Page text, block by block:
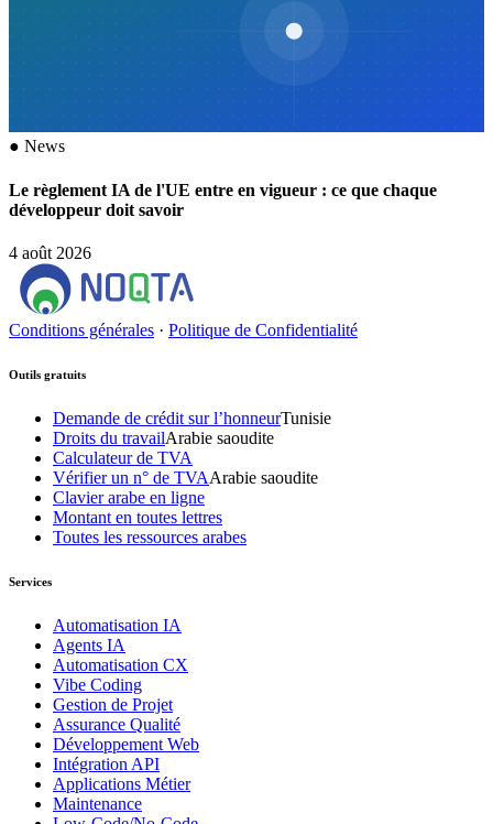
● News
Le règlement IA de l'UE entre en vigueur : ce que chaque
développeur doit savoir
4 août 2026
Conditions générales · Politique de Confidentialité
Outils gratuits
Demande de crédit sur l’honneurTunisie
Droits du travailArabie saoudite
Calculateur de TVA
Vérifier un n° de TVAArabie saoudite
Clavier arabe en ligne
Montant en toutes lettres
Toutes les ressources arabes
Services
Automatisation IA
Agents IA
Automatisation CX
Vibe Coding
Gestion de Projet
Assurance Qualité
Développement Web
Intégration API
Applications Métier
Maintenance